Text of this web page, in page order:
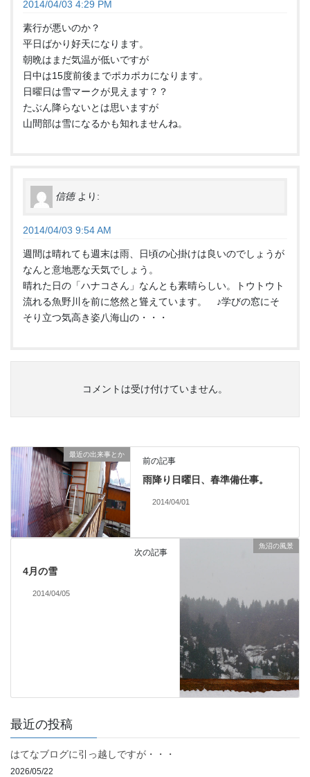
2014/04/03 4:29 PM
素行が悪いのか？
平日ばかり好天になります。
朝晩はまだ気温が低いですが
日中は15度前後までポカポカになります。
日曜日は雪マークが見えます？？
たぶん降らないとは思いますが
山間部は雪になるかも知れませんね。
信徳 より:
2014/04/03 9:54 AM
週間は晴れても週末は雨、日頃の心掛けは良いのでしょうが
なんと意地悪な天気でしょう。
晴れた日の「ハナコさん」なんとも素晴らしい。トウトウト
流れる魚野川を前に悠然と聳えています。 ♪学びの窓にそ
そり立つ気高き姿八海山の・・・
コメントは受け付けていません。
最近の出来事とか
前の記事
雨降り日曜日、春準備仕事。
2014/04/01
魚沼の風景
次の記事
4月の雪
2014/04/05
最近の投稿
はてなブログに引っ越しですが・・・
2026/05/22